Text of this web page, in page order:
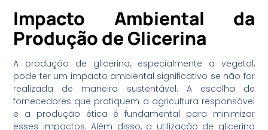
Impacto Ambiental da
Produção de Glicerina
A produção de glicerina, especialmente a vegetal,
pode ter um impacto ambiental significativo se não for
realizada de maneira sustentável. A escolha de
fornecedores que pratiquem a agricultura responsável
e a produção ética é fundamental para minimizar
esses impactos. Além disso, a utilização de glicerina